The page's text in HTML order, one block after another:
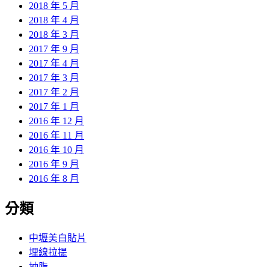
2018 年 5 月
2018 年 4 月
2018 年 3 月
2017 年 9 月
2017 年 4 月
2017 年 3 月
2017 年 2 月
2017 年 1 月
2016 年 12 月
2016 年 11 月
2016 年 10 月
2016 年 9 月
2016 年 8 月
分類
中壢美白貼片
埋線拉提